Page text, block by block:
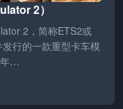
2）
2，简称ETS2或
行的一款重型卡车模
年…